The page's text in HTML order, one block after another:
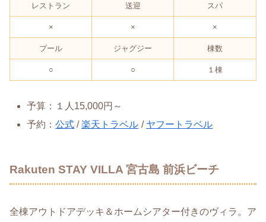
レストラン 送迎 スパ
× × ×
プール ジャグジー 棟数
○ ○ １棟
予算：１人15,000円～
予約：公式 /楽天トラベル / ヤフートラベル
Rakuten STAY VILLA 宮古島 前浜ビーチ
全棟アウトドアデッキ＆ホームシアター付きのヴィラ。ア